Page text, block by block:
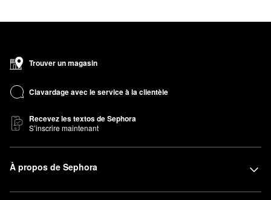
Trouver un magasin
Clavardage avec le service à la clientèle
Recevez les textos de Sephora
S’inscrire maintenant
À propos de Sephora